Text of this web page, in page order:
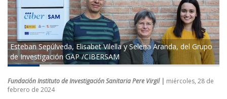
Esteban Sepúlveda, Elisabet Vilella y Selena Aranda, del Grupo
de Investigación GAP /CIBERSAM
Fundación Instituto de Investigación Sanitaria Pere Virgil | miércoles, 28 de
febrero de 2024